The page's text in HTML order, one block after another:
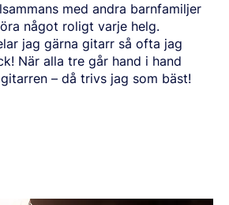
med andra barnfamiljer
något roligt varje helg.
jag gärna gitarr så ofta jag
När alla tre går hand i hand
– då trivs jag som bäst!